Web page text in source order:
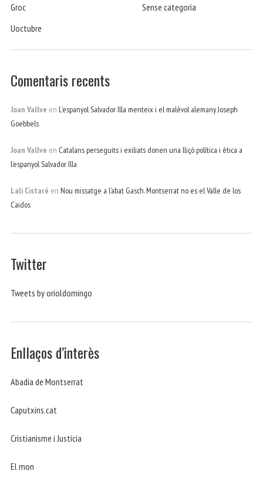
Groc
Sense categoria
Uoctubre
Comentaris recents
Joan Vallve en L’espanyol Salvador Illa menteix i el malèvol alemany Joseph
Goebbels
Joan Vallve en Catalans perseguits i exiliats donen una lliçó política i ètica a
l’espanyol Salvador Illa
Lali Cistaré en Nou missatge a l’abat Gasch. Montserrat no es el Valle de los
Caidos
Twitter
Tweets by orioldomingo
Enllaços d’interès
Abadia de Montserrat
Caputxins.cat
Cristianisme i Justicia
El mon